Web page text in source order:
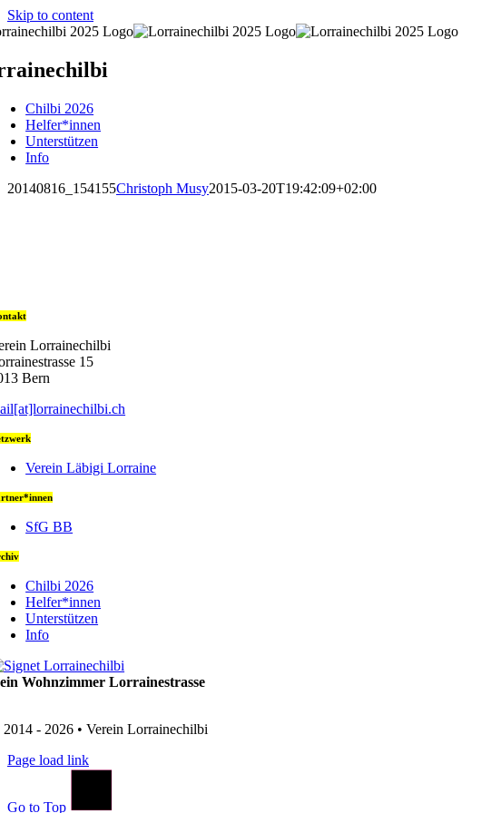
Skip to content
Chilbi 2026
Helfer*innen
Unterstützen
Info
20140816_154155Christoph Musy2015-03-20T19:42:09+02:00
Lorrainechilbi
15
Bern
Verein Läbigi Lorraine
SfG BB
Chilbi 2026
Helfer*innen
Unterstützen
Info
Wohnzimmer Lorrainestrasse
- 2026 • Verein Lorrainechilbi
Page load link
Go to Top